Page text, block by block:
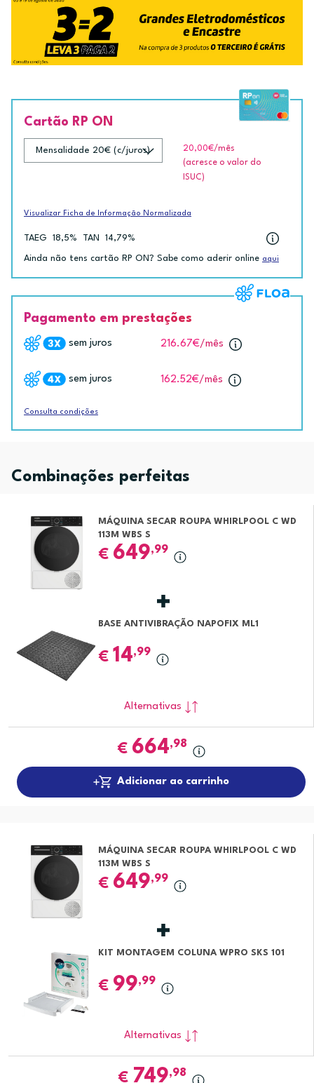
poupança
energética
Youreko.
Cartão RP ON
20,00€/mês
(acresce o valor do
ISUC)
Visualizar Ficha de Informação Normalizada
TAEG 18,5% TAN 14,79%
Ainda não tens cartão RP ON? Sabe como aderir online aqui
Pagamento em prestações
sem juros 216.67€/mês
sem juros 162.52€/mês
Consulta condições
Combinações perfeitas
MÁQUINA SECAR ROUPA WHIRLPOOL C WD
113M WBS S
€ 649,99
BASE ANTIVIBRAÇÃO NAPOFIX ML1
€ 14,99
Alternativas
€ 664,98
Adicionar ao carrinho
MÁQUINA SECAR ROUPA WHIRLPOOL C WD
113M WBS S
€ 649,99
KIT MONTAGEM COLUNA WPRO SKS 101
€ 99,99
Alternativas
€ 749,98